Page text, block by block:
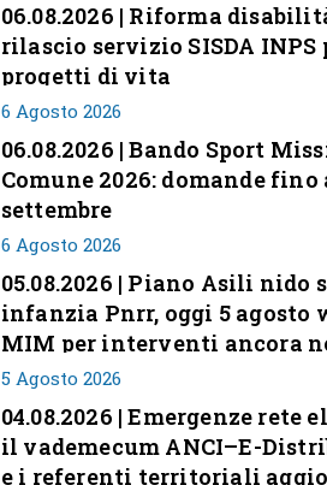
06.08.2026 | Riforma
rilascio servizio SISDA INPS
progetti di vita
6 Agosto 2026
06.08.2026 | Bando Sport
Comune 2026: domande fino
settembre
6 Agosto 2026
05.08.2026 | Piano Asili nido
infanzia Pnrr, oggi 5 agosto
MIM per interventi ancora
conclusi
5 Agosto 2026
04.08.2026 | Emergenze rete
il vademecum ANCI–E-
e i referenti territoriali